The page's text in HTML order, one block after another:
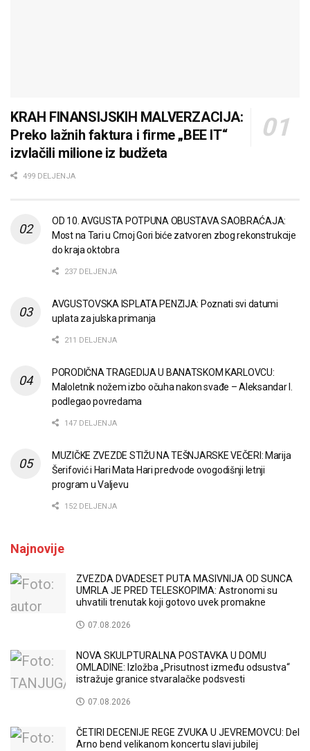
KRAH FINANSIJSKIH MALVERZACIJA:
Preko lažnih faktura i firme „BEE IT“
izvlačili milione iz budžeta
499 DELJENJA
OD 10. AVGUSTA POTPUNA OBUSTAVA SAOBRAĆAJA:
Most na Tari u Crnoj Gori biće zatvoren zbog rekonstrukcije
do kraja oktobra
237 DELJENJA
AVGUSTOVSKA ISPLATA PENZIJA: Poznati svi datumi
uplata za julska primanja
211 DELJENJA
PORODIČNA TRAGEDIJA U BANATSKOM KARLOVCU:
Maloletnik nožem izbo očuha nakon svađe – Aleksandar I.
podlegao povredama
147 DELJENJA
MUZIČKE ZVEZDE STIŽU NA TEŠNJARSKE VEČERI: Marija
Šerifović i Hari Mata Hari predvode ovogodišnji letnji
program u Valjevu
152 DELJENJA
Najnovije
ZVEZDA DVADESET PUTA MASIVNIJA OD SUNCA
UMRLA JE PRED TELESKOPIMA: Astronomi su
uhvatili trenutak koji gotovo uvek promakne
07.08.2026
NOVA SKULPTURALNA POSTAVKA U DOMU
OMLADINE: Izložba „Prisutnost između odsustva“
istražuje granice stvaralačke podsvesti
07.08.2026
ČETIRI DECENIJE REGE ZVUKA U JEVREMOVCU: Del
Arno bend velikanom koncertu slavi jubilej